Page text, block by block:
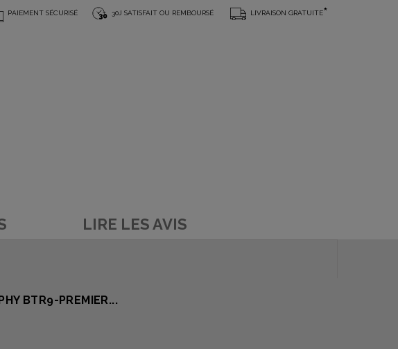
PAIEMENT SÉCURISÉ 30J SATISFAIT OU REMBOURSÉ LIVRAISON GRATUITE*
LIRE LES AVIS
BTR9-PREMIER...